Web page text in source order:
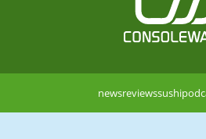
newsreviewssushi